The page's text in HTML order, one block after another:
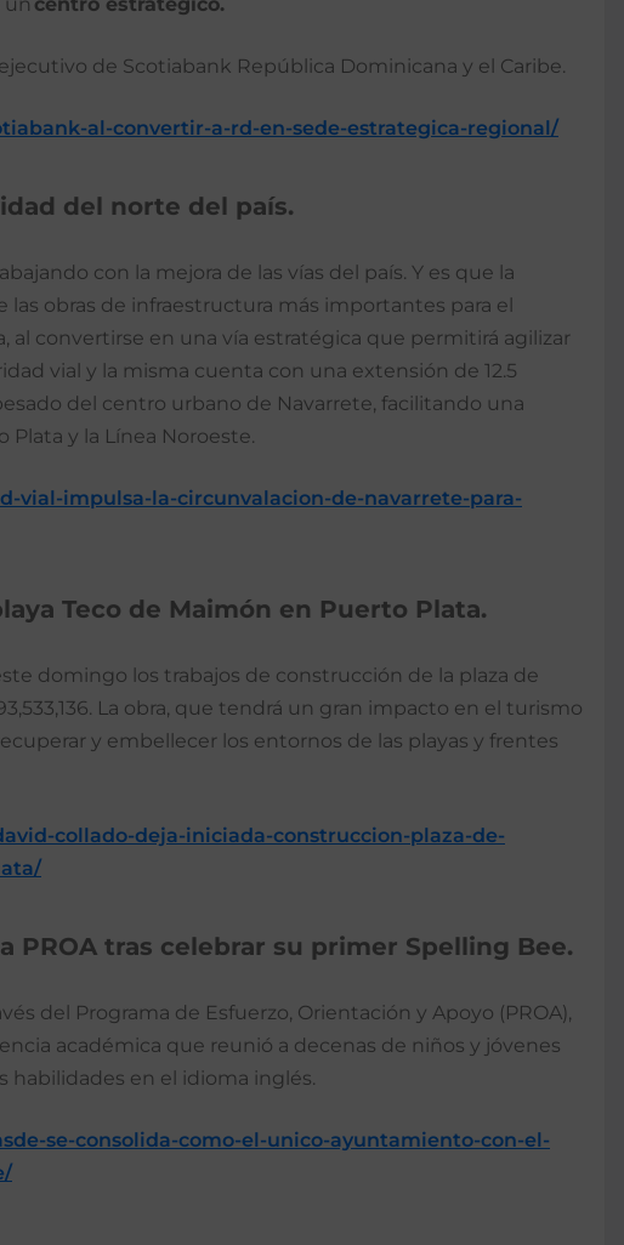
de Scotiabank República Dominicana y el Caribe.
al-convertir-a-rd-en-sede-estrategica-regional/
del norte del país.
con la mejora de las vías del país. Y es que la
obras de infraestructura más importantes para el
convertirse en una vía estratégica que permitirá agilizar
vial y la misma cuenta con una extensión de 12.5
del centro urbano de Navarrete, facilitando una
y la Línea Noroeste.
vial-impulsa-la-circunvalacion-de-navarrete-para-
Teco de Maimón en Puerto Plata.
domingo los trabajos de construcción de la plaza de
La obra, que tendrá un gran impacto en el turismo
y embellecer los entornos de las playas y frentes
collado-deja-iniciada-construccion-plaza-de-
tras celebrar su primer Spelling Bee.
del Programa de Esfuerzo, Orientación y Apoyo (PROA),
académica que reunió a decenas de niños y jóvenes
habilidades en el idioma inglés.
se-consolida-como-el-unico-ayuntamiento-con-el-